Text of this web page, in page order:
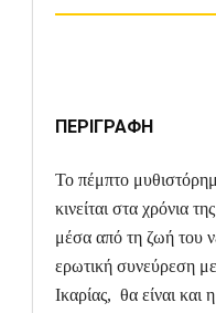
ΠΕΡΙΓΡΑΦΗ
Το πέμπτο
κινείται στα χρόνια
μέσα από τη ζωή του
ερωτική συνεύρεση
Ικαρίας, θα είναι και